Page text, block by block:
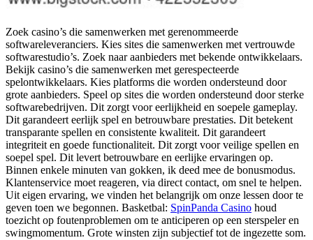
Zoek casino’s die samenwerken met gerenommeerde
softwareleveranciers. Kies sites die samenwerken met vertrouwde
softwarestudio’s. Zoek naar aanbieders met bekende ontwikkelaars.
Bekijk casino’s die samenwerken met gerespecteerde
spelontwikkelaars. Kies platforms die worden ondersteund door
grote aanbieders. Speel op sites die worden ondersteund door sterke
softwarebedrijven. Dit zorgt voor eerlijkheid en soepele gameplay.
Dit garandeert eerlijk spel en betrouwbare prestaties. Dit betekent
transparante spellen en consistente kwaliteit. Dit garandeert
integriteit en goede functionaliteit. Dit zorgt voor veilige spellen en
soepel spel. Dit levert betrouwbare en eerlijke ervaringen op.
Binnen enkele minuten van gokken, ik deed mee de bonusmodus.
Klantenservice moet reageren, via direct contact, om snel te helpen.
Uit eigen ervaring, we vinden het belangrijk om onze lessen door te
geven toen we begonnen. Basketbal: SpinPanda Casino houd
toezicht op foutenproblemen om te anticiperen op een sterspeler en
swingmomentum. Grote winsten zijn subjectief tot de ingezette som.